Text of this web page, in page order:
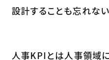
設計することも忘れな
人事KPIとは人事領域